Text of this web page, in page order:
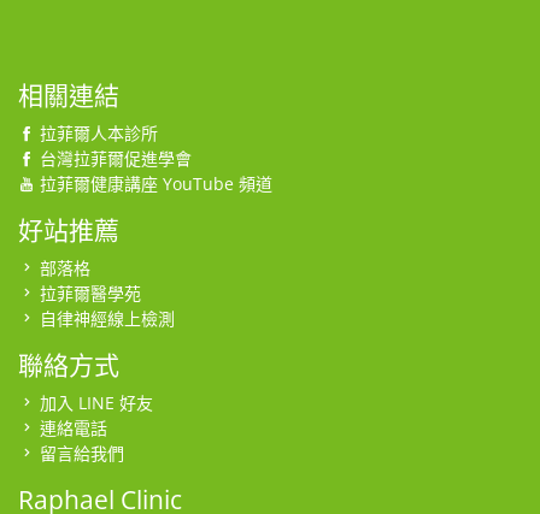
相關連結
拉菲爾人本診所
台灣拉菲爾促進學會
拉菲爾健康講座 YouTube 頻道
好站推薦
部落格
拉菲爾醫學苑
自律神經線上檢測
聯絡方式
加入 LINE 好友
連絡電話
留言給我們
Raphael Clinic